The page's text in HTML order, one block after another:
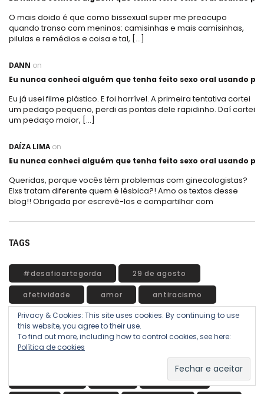
O mais doido é que como bissexual super me preocupo
quando transo com meninos: camisinhas e mais camisinhas,
pilulas e remédios e coisa e tal, […]
DANN on
Eu nunca conheci alguém que tenha feito sexo oral usando
Eu já usei filme plástico. E foi horrível. A primeira tentativa cortei
um pedaço pequeno, perdi as pontas dele rapidinho. Daí cortei
um pedaço maior, […]
DAÍZA LIMAon
Eu nunca conheci alguém que tenha feito sexo oral usando
Queridas, porque vocês têm problemas com ginecologistas?
Elxs tratam diferente quem é lésbica?! Amo os textos desse
blog!! Obrigada por escrevê-los e compartilhar com
TAGS
#desafioartegorda 29 de agosto
afetividade amor antiracismo
arte beleza branquitude corpo
dor empoderamento familia
fotografia
Privacy & Cookies: This site uses cookies. By continuing to use
this website, you agree to their use.
To find out more, including how to control cookies, see here:
Política de cookies